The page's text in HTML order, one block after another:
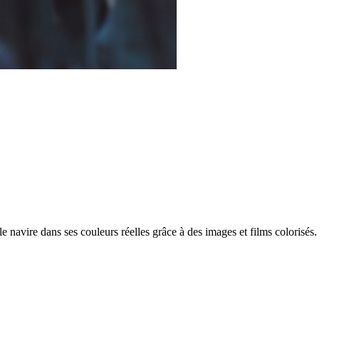
dans ses couleurs réelles grâce à des images et films colorisés.